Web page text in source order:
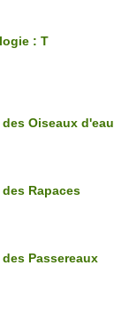
: T
Oiseaux d'eau
Rapaces
Passereaux